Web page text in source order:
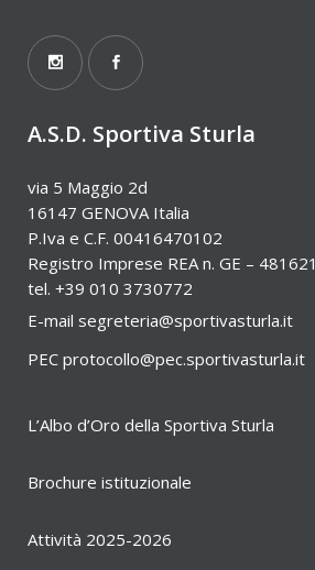
A.S.D. Sportiva Sturla
via 5 Maggio 2d
16147 GENOVA Italia
P.Iva e C.F. 00416470102
Registro Imprese REA n. GE – 481621
tel. +39 010 3730772
E-mail segreteria@sportivasturla.it
PEC protocollo@pec.sportivasturla.it
L’Albo d’Oro della Sportiva Sturla
Brochure istituzionale
Attività 2025-2026